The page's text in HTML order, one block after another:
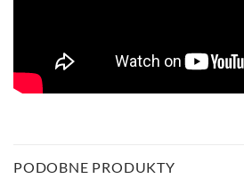
PODOBNE PRODUKTY